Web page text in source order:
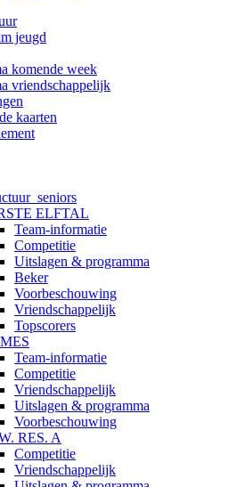
jeugd
komende week
vriendschappelijk
kaarten
ELFTAL
Team-informatie
Competitie
Uitslagen & programma
Beker
Voorbeschouwing
Vriendschappelijk
Topscorers
Team-informatie
Competitie
Vriendschappelijk
Uitslagen & programma
Voorbeschouwing
RES. A
Competitie
Vriendschappelijk